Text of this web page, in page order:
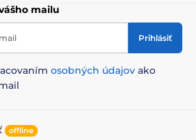
mailu
Prihlásiť
osobných údajov ako
offline